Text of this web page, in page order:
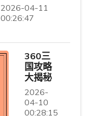
2026-04-11
00:26:47
360三
国攻略
大揭秘
2026-
04-10
00:28:15